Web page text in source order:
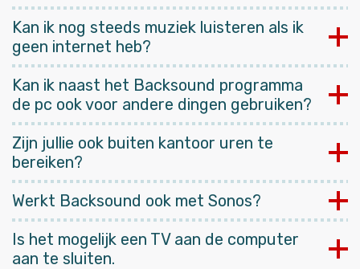
Kan ik nog steeds muziek luisteren als ik
geen internet heb?
Kan ik naast het Backsound programma
de pc ook voor andere dingen gebruiken?
Zijn jullie ook buiten kantoor uren te
bereiken?
Werkt Backsound ook met Sonos?
Is het mogelijk een TV aan de computer
aan te sluiten.